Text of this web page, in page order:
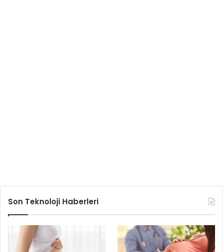
Son Teknoloji Haberleri